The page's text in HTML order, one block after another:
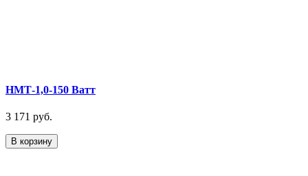
НМТ-1,0-150 Ватт
3 171 руб.
В корзину